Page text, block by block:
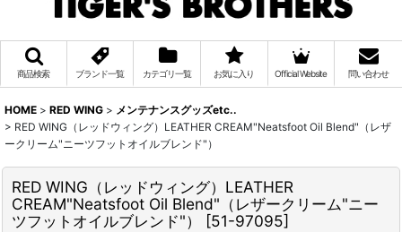
商品検索 ブランド一覧 カテゴリ一覧 お気に入り Official Website 問い合わせ
HOME > RED WING > メンテナンスグッズetc..
> RED WING（レッドウィング）LEATHER CREAM"Neatsfoot Oil Blend"（レザ
ークリーム"ニーツフットオイルブレンド"）
RED WING（レッドウィング）LEATHER
CREAM"Neatsfoot Oil Blend"（レザークリーム"ニー
ツフットオイルブレンド"）
[51-97095]